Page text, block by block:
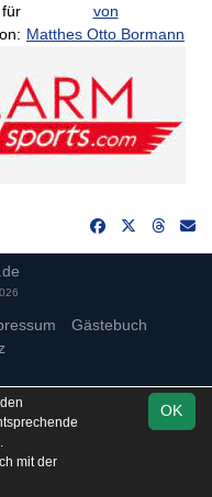
von
Matthes Otto Bormann
Gästebuch
OK
.
mit der